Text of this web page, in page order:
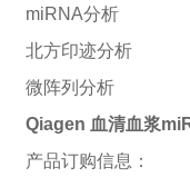
miRNA分析
北方印迹分析
微阵列分析
Qiagen 血清血浆
产品订购信息：